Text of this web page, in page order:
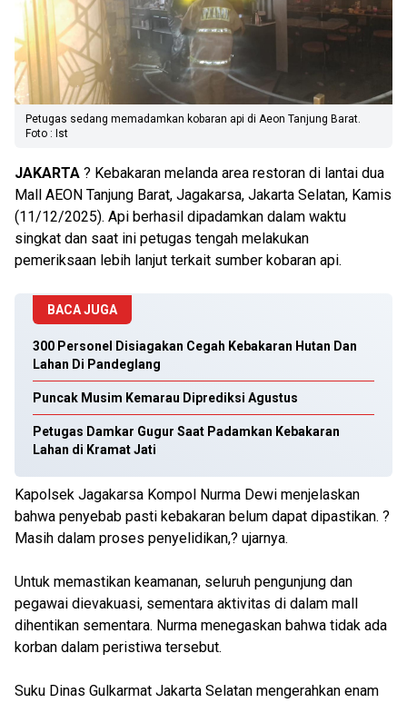
Petugas sedang memadamkan kobaran api di Aeon Tanjung Barat.
Foto : Ist
JAKARTA ? Kebakaran melanda area restoran di lantai dua
Mall AEON Tanjung Barat, Jagakarsa, Jakarta Selatan, Kamis
(11/12/2025). Api berhasil dipadamkan dalam waktu
singkat dan saat ini petugas tengah melakukan
pemeriksaan lebih lanjut terkait sumber kobaran api.
BACA JUGA
300 Personel Disiagakan Cegah Kebakaran Hutan Dan
Lahan Di Pandeglang
Puncak Musim Kemarau Diprediksi Agustus
Petugas Damkar Gugur Saat Padamkan Kebakaran
Lahan di Kramat Jati
Kapolsek Jagakarsa Kompol Nurma Dewi menjelaskan
bahwa penyebab pasti kebakaran belum dapat dipastikan. ?
Masih dalam proses penyelidikan,? ujarnya.
Untuk memastikan keamanan, seluruh pengunjung dan
pegawai dievakuasi, sementara aktivitas di dalam mall
dihentikan sementara. Nurma menegaskan bahwa tidak ada
korban dalam peristiwa tersebut.
Suku Dinas Gulkarmat Jakarta Selatan mengerahkan enam